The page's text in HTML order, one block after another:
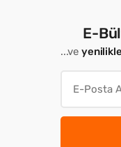
E-
...ve